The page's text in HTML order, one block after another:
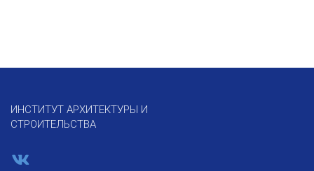
ИНСТИТУТ АРХИТЕКТУРЫ И
СТРОИТЕЛЬСТВА